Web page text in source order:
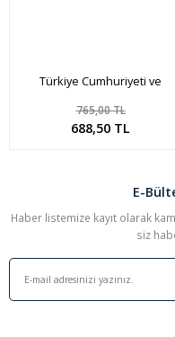
Türkiye Cumhuriyeti ve
765,00 TL
688,50 TL
Sepete Ekle
E-
Haber listemize kayıt olarak
siz